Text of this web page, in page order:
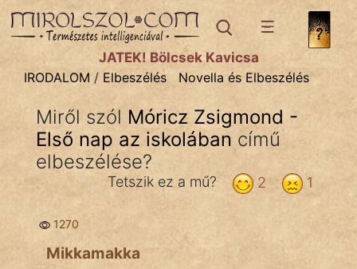
IRODALOMtémák:
Dráma
Költemény
Eposz
Komédia
Kötelező
Legenda
JÁTÉK! Bölcsek Kavicsa
IRODALOM / Elbeszélés Novella és Elbeszélés
Miről szól Móricz Zsigmond -
Első nap az iskolában című
elbeszélése?
1
2
Tetszik ez a mű?
1270
Mikkamakka